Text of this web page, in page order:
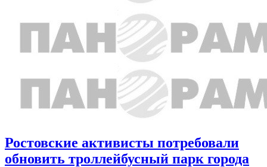
Ростовские активисты потребовали
обновить троллейбусный парк города